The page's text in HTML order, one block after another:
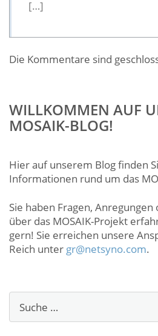
[…]
Die Kommentare sind
WILLKOMMEN AUF
MOSAIK-BLOG!
Hier auf unserem Blog finden
Informationen rund um das
Sie haben Fragen,
über das MOSAIK-Projekt
gern! Sie erreichen unsere
Reich unter gr@netsyno.com.